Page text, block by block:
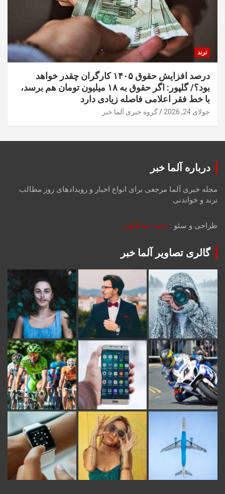
ترند
درصد افزایش حقوق ۱۴۰۵ کارگران چقدر خواهد
بود؟/ گلپور: اگر حقوق به ۱۸ میلیون تومان هم برسد،
با خط فقر اعلامی فاصله زیادی دارد
جولای 24, 2026 گروه خبری آلما خبر
درباره آلما خبر
مجله خبری آلما مرجعی برای انواع اخبار و رویدادهای روز مطالب
ترند و خواندنی
طراحی و سئو : احمد عبداللهی
گالری تصاویر آلما خبر